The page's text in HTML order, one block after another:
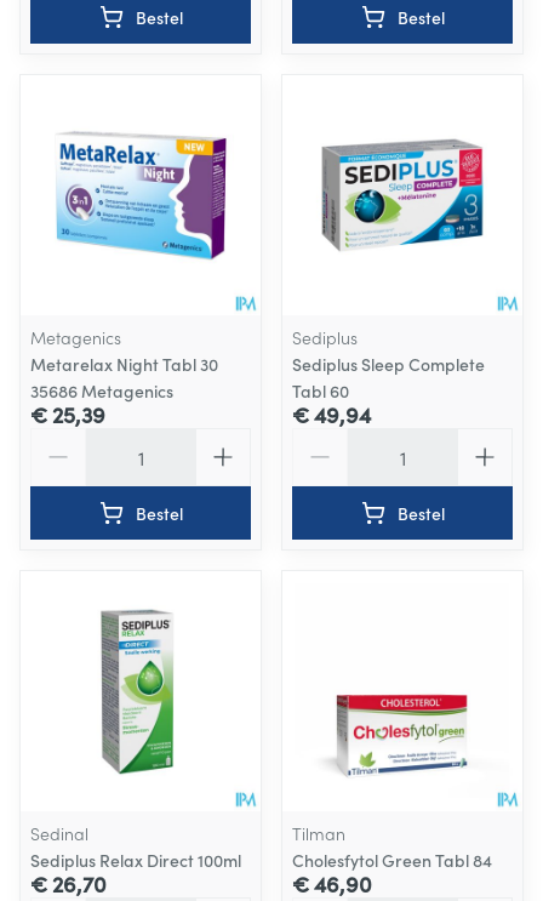
Bestel Bestel
Metagenics
Metarelax Night Tabl 30
35686 Metagenics
€ 25,39
Bestel
Sediplus
Sediplus Sleep Complete
Tabl 60
€ 49,94
Bestel
Sedinal
Sediplus Relax Direct 100ml
€ 26,70
Tilman
Cholesfytol Green Tabl 84
€ 46,90